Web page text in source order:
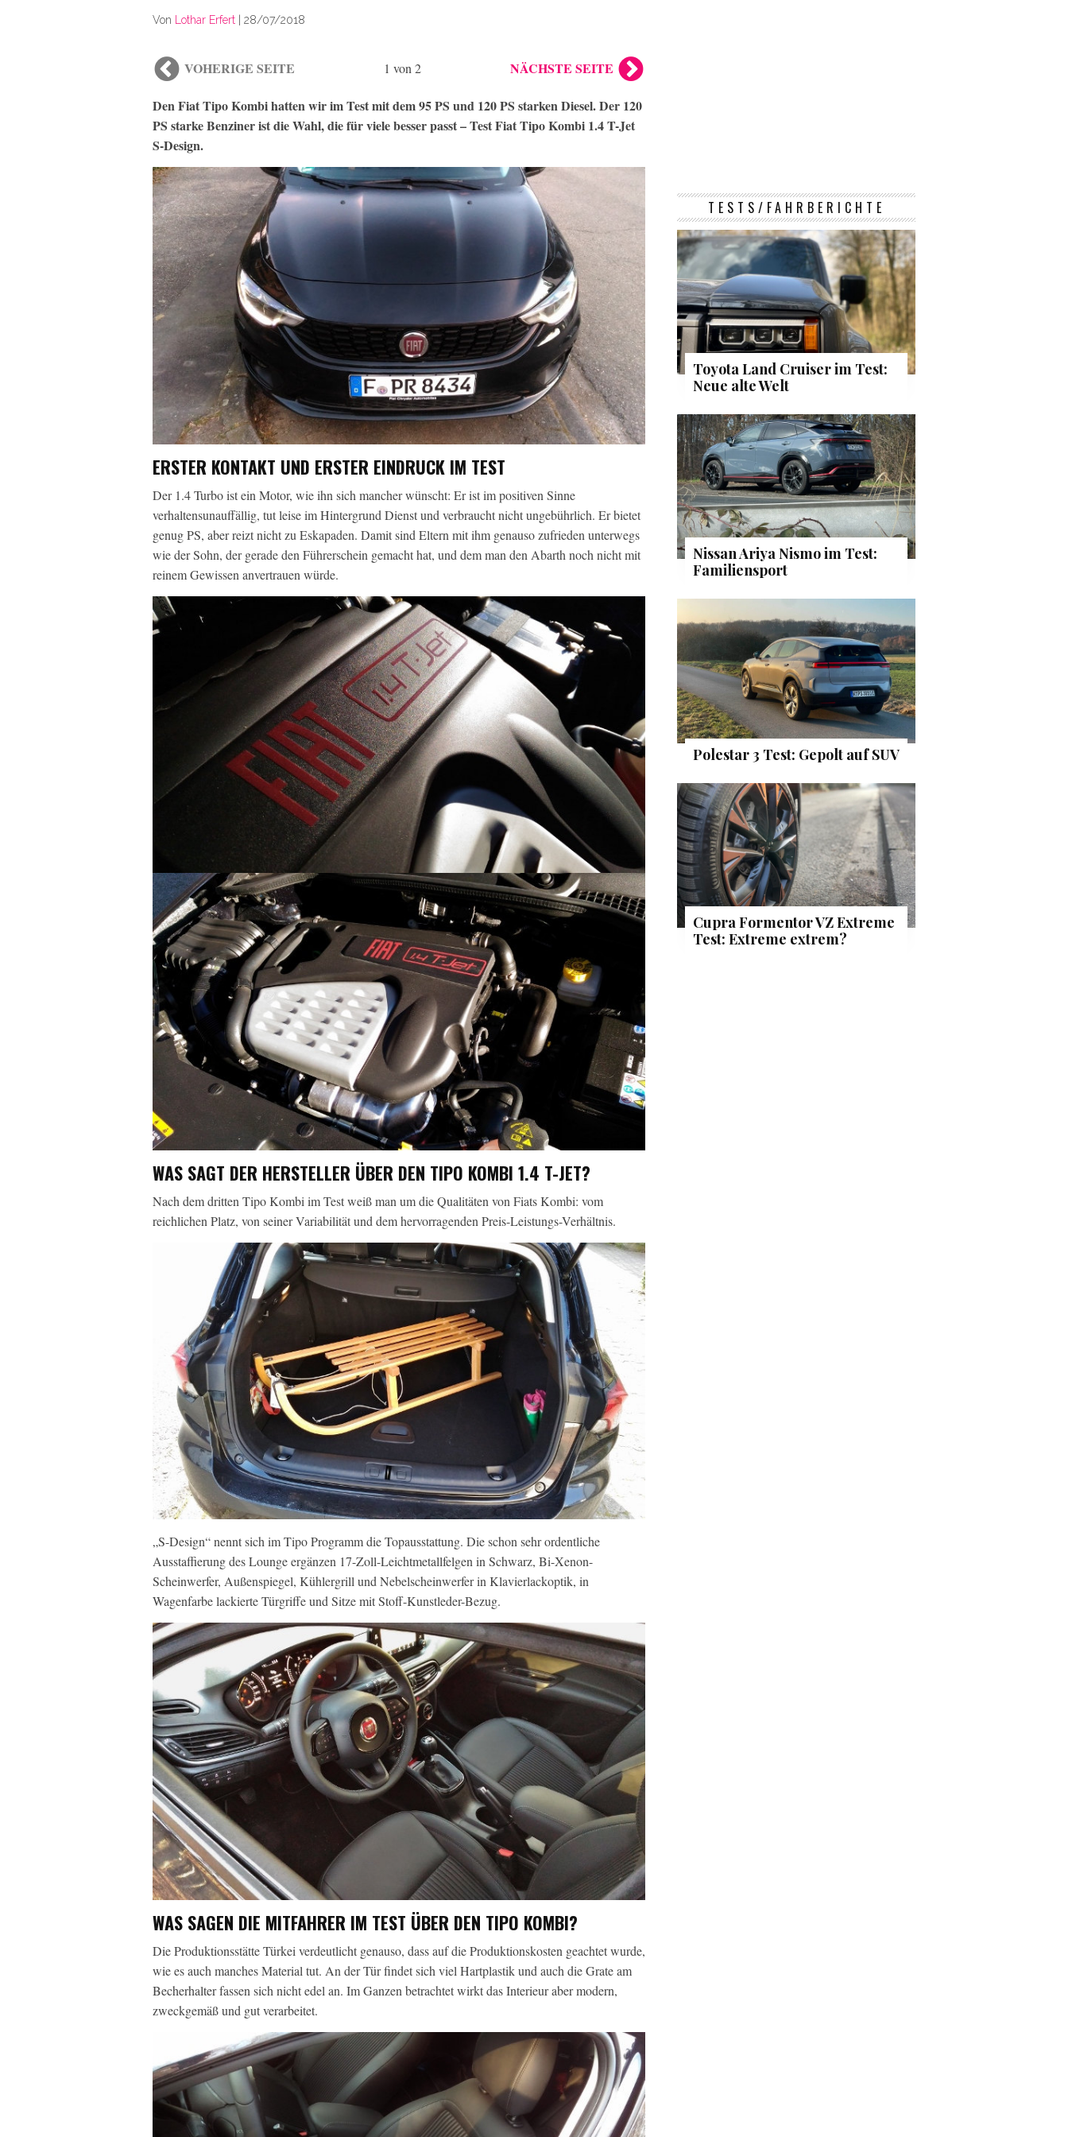
Von Lothar Erfert 28/07/2018
VOHERIGE SEITE 1 von 2 NÄCHSTE SEITE
Den Fiat Tipo Kombi hatten wir im Test mit dem 95 PS und 120 PS starken Diesel. Der 120
PS starke Benziner ist die Wahl, die für viele besser passt – Test Fiat Tipo Kombi 1.4 T-Jet
S-Design.
ERSTER KONTAKT UND ERSTER EINDRUCK IM TEST
Der 1.4 Turbo ist ein Motor, wie ihn sich mancher wünscht: Er ist im positiven Sinne
verhaltensunauffällig, tut leise im Hintergrund Dienst und verbraucht nicht ungebührlich. Er bietet
genug PS, aber reizt nicht zu Eskapaden. Damit sind Eltern mit ihm genauso zufrieden unterwegs
wie der Sohn, der gerade den Führerschein gemacht hat, und dem man den Abarth noch nicht mit
reinem Gewissen anvertrauen würde.
WAS SAGT DER HERSTELLER ÜBER DEN TIPO KOMBI 1.4 T-JET?
Nach dem dritten Tipo Kombi im Test weiß man um die Qualitäten von Fiats Kombi: vom
reichlichen Platz, von seiner Variabilität und dem hervorragenden Preis-Leistungs-Verhältnis.
„S-Design“ nennt sich im Tipo Programm die Topausstattung. Die schon sehr ordentliche
Ausstaffierung des Lounge ergänzen 17-Zoll-Leichtmetallfelgen in Schwarz, Bi-Xenon-
Scheinwerfer, Außenspiegel, Kühlergrill und Nebelscheinwerfer in Klavierlackoptik, in
Wagenfarbe lackierte Türgriffe und Sitze mit Stoff-Kunstleder-Bezug.
WAS SAGEN DIE MITFAHRER IM TEST ÜBER DEN TIPO KOMBI?
Die Produktionsstätte Türkei verdeutlicht genauso, dass auf die Produktionskosten geachtet wurde,
wie es auch manches Material tut. An der Tür findet sich viel Hartplastik und auch die Grate am
Becherhalter fassen sich nicht edel an. Im Ganzen betrachtet wirkt das Interieur aber modern,
zweckgemäß und gut verarbeitet.
TESTS/FAHRBERICHTE
Toyota Land Cruiser im Test:
Neue alte Welt
Nissan Ariya Nismo im Test:
Familiensport
Polestar 3 Test: Gepolt auf SUV
Cupra Formentor VZ Extreme
Test: Extreme extrem?